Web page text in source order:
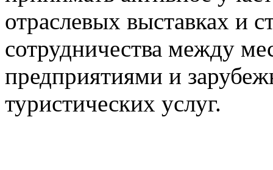
отраслевых выставках и
сотрудничества между
предприятиями и
туристических услуг.